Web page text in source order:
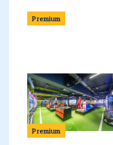
Premium
Premium